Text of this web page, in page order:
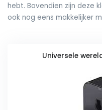
hebt. Bovendien zijn deze
ook nog eens makkelijker
Universele